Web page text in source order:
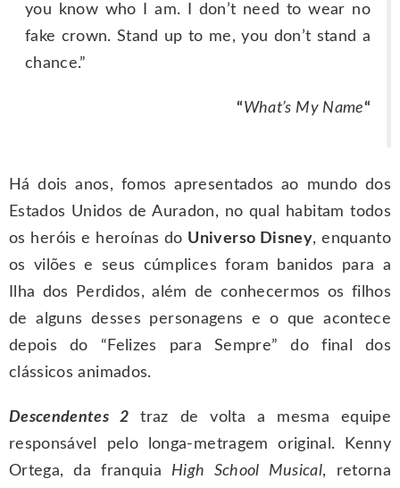
you know who I am. I don’t need to wear no
fake crown. Stand up to me, you don’t stand a
chance.”
“What’s My Name“
Há dois anos, fomos apresentados ao mundo dos
Estados Unidos de Auradon, no qual habitam todos
os heróis e heroínas do Universo Disney, enquanto
os vilões e seus cúmplices foram banidos para a
Ilha dos Perdidos, além de conhecermos os filhos
de alguns desses personagens e o que acontece
depois do “Felizes para Sempre” do final dos
clássicos animados.
Descendentes 2 traz de volta a mesma equipe
responsável pelo longa-metragem original. Kenny
Ortega, da franquia High School Musical, retorna